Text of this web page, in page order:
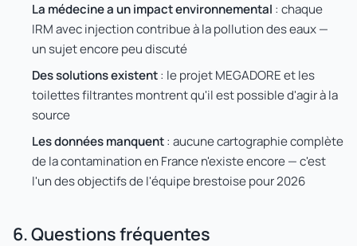
La médecine a un impact environnemental : chaque
IRM avec injection contribue à la pollution des eaux —
un sujet encore peu discuté
Des solutions existent: le projet MEGADORE et les
toilettes filtrantes montrent qu'il est possible d'agir à la
source
Les données manquent: aucune cartographie complète
de la contamination en France n'existe encore — c'est
l'un des objectifs de l'équipe brestoise pour 2026
6. Questions fréquentes